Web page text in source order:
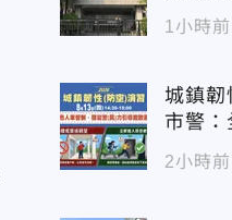
1小時前
城鎮
市警：
2小時前